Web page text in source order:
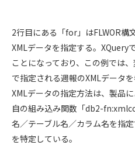
2行目にある「for」はFLWOR構
XMLデータを指定する。XQuery
ことになっており、この例では
で指定される週報のXMLデータ
XMLデータの指定方法は、製品
自の組み込み関数「db2-
名／テーブル名／カラム名を指
を特定している。